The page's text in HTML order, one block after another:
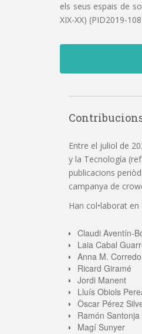
els seus espais de
XIX-XX) (PID2019-
Entre el juliol de
y la Tecnología
publicacions
campanya de
Han col•laborat
Claudi Aventín-
Laia Cabal
Anna M.
Ricard Giramé
Jordi Manent
Lluís Obiols
Òscar Pérez
Ramón Santonja
Magí Sunyer